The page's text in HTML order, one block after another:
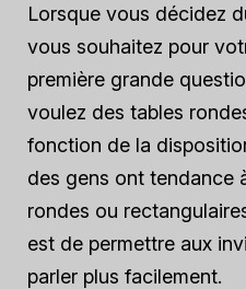
Lorsque vous décidez
vous souhaitez pour
première grande
voulez des tables
fonction de la
des gens ont tendance
rondes ou
est de permettre aux
parler plus facilement.